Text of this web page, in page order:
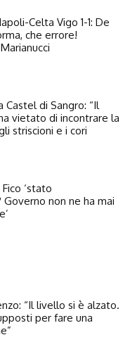
Celta Vigo 1-1: De
che errore!
Castel di Sangro: “Il
vietato di incontrare la
striscioni e i cori
‘stato
Governo non ne ha mai
“Il livello si è alzato.
per fare una